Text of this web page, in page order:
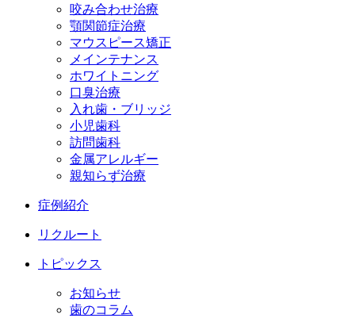
咬み合わせ治療
顎関節症治療
マウスピース矯正
メインテナンス
ホワイトニング
口臭治療
入れ歯・ブリッジ
小児歯科
訪問歯科
金属アレルギー
親知らず治療
症例紹介
リクルート
トピックス
お知らせ
歯のコラム